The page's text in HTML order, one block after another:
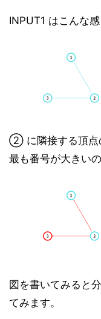
INPUT1 はこんな感
② に隣接する頂点
最も番号が大きい
図を書いてみると
てみます。